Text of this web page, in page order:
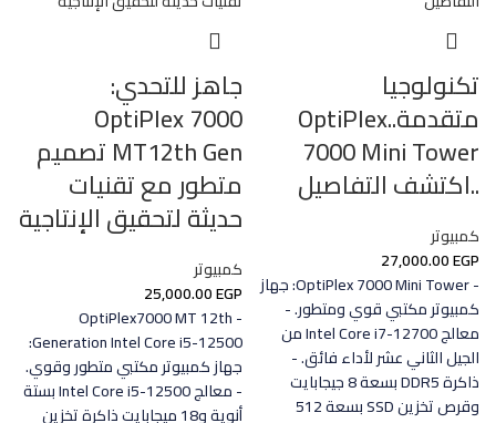
تكنولوجيا
متقدمة..OptiPlex
7000 Mini Tower
..اكتشف التفاصيل
كمبيوتر
27,000.00EGP
- OptiPlex 7000 Mini Tower: جهاز
كمبيوتر مكتبي قوي ومتطور. -
معالج Intel Core i7-12700 من
الجيل الثاني عشر لأداء فائق. -
ذاكرة DDR5 بسعة 8 جيجابايت
وقرص تخزين SSD بسعة 512
جاهز للتحدي:
OptiPlex 7000
MT12th Gen تصميم
متطور مع تقنيات
حديثة لتحقيق الإنتاجية
كمبيوتر
25,000.00EGP
- OptiPlex7000 MT 12th
Generation Intel Core i5-12500:
جهاز كمبيوتر مكتبي متطور وقوي.
- معالج Intel Core i5-12500 بستة
أنوية و18 ميجابايت ذاكرة تخزين